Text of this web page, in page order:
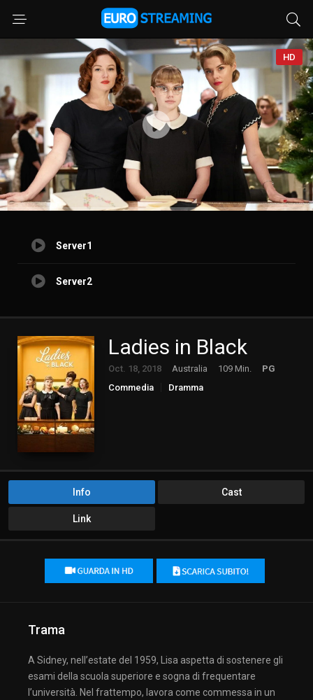
HD
Server1
Server2
Ladies in Black
Oct. 18, 2018 Australia 109 Min.
PG
Commedia
Dramma
Info Cast
Link
Trama
A Sidney, nell’estate del 1959, Lisa aspetta di sostenere gli
esami della scuola superiore e sogna di frequentare
l’università. Nel frattempo, lavora come commessa in un